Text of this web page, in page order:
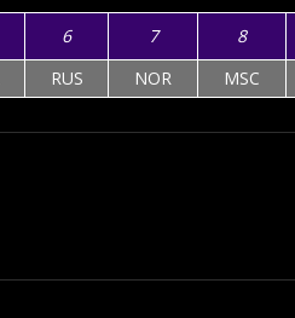
6 7 8
RUS NOR MSC